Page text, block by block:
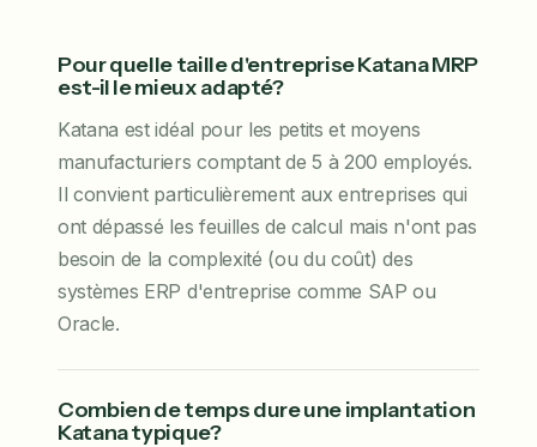
Pour quelle taille d'entreprise Katana MRP
est-il le mieux adapté?
Katana est idéal pour les petits et moyens
manufacturiers comptant de 5 à 200 employés.
Il convient particulièrement aux entreprises qui
ont dépassé les feuilles de calcul mais n'ont pas
besoin de la complexité (ou du coût) des
systèmes ERP d'entreprise comme SAP ou
Oracle.
Combien de temps dure une implantation
Katana typique?